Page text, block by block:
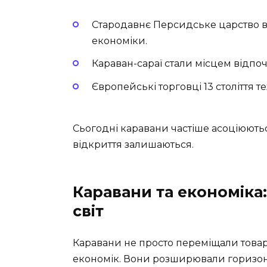
Стародавнє Персидське царство
економіки.
Караван-сараї стали місцем
Європейські торговці 13
Сьогодні каравани частіше
відкриття залишаються.
Каравани та
світ
Каравани не просто переміщали
економік. Вони розширювали